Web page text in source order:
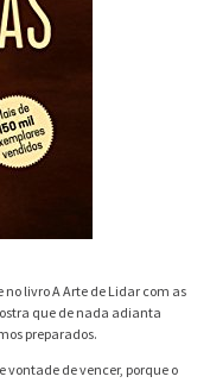
livro A Arte de Lidar com as
que de nada adianta
preparados.
vontade de vencer, porque o